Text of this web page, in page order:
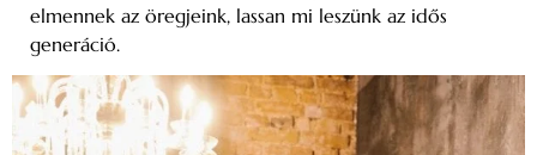
elmennek az öregjeink, lassan mi leszünk az idős
generáció.